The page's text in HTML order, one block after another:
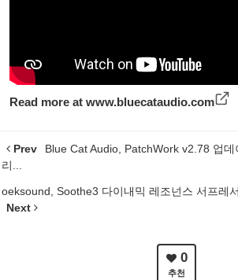
Read more at www.bluecataudio.com
Prev
Blue Cat Audio, PatchWork v2.78 업
리...
oeksound, Soothe3 다이내믹 레조넌스 서프레
Next
0
추천